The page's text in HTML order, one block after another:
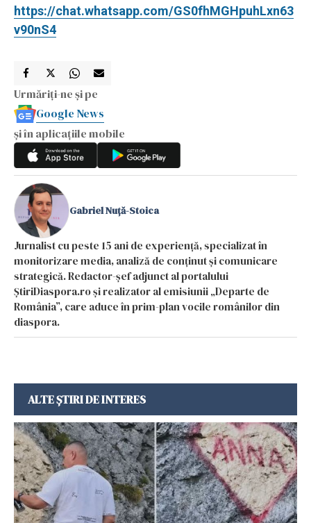
https://chat.whatsapp.com/GS0fhMGHpuhLxn63
v90nS4
Urmăriți-ne și pe
Google News
și în aplicațiile mobile
Gabriel Nuță-Stoica
Jurnalist cu peste 15 ani de experiență, specializat în
monitorizare media, analiză de conținut și comunicare
strategică. Redactor-șef adjunct al portalului
ȘtiriDiaspora.ro și realizator al emisiunii „Departe de
România”, care aduce în prim-plan vocile românilor din
diaspora.
ALTE ȘTIRI DE INTERES